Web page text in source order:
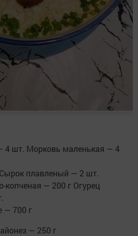
4 шт. Морковь маленькая — 4
плавленый — 2 шт.
копченая — 200 г Огурец
— 700 г
— 250 г